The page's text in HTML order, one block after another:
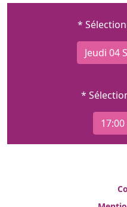
*
Jeudi 04
*